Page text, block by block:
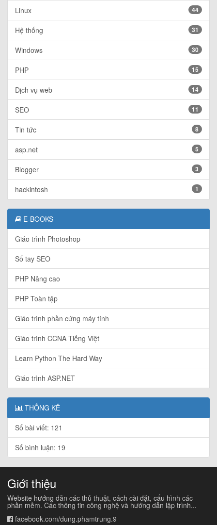
Linux 44
Hệ thống 31
Windows 30
PHP 15
Dịch vụ web 14
SEO 11
Tin tức 8
asp.net 5
Blogger 3
hackintosh 1
E-BOOKS
Giáo trình Photoshop
Sổ tay SEO
PHP Nâng cao
PHP Toàn tập
Giáo trình phần cứng máy tính
Giáo trình CCNA Tiếng Việt
Learn Python The Hard Way
Giáo trình ASP.NET
THỐNG KÊ
Số bài viết: 121
Số bình luận: 19
Giới thiệu
Website hướng dẫn các thủ thuật, cách cài đặt, cấu hình các
phần mềm. Các thông tin công nghệ và hướng dẫn lập trình...
facebook.com/dung.phamtrung.9